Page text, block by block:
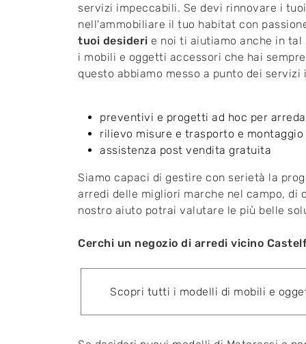
servizi impeccabili. Se devi rinnovare i
nell'ammobiliare il tuo habitat con
tuoi desideri e noi ti aiutiamo anche in
i mobili e oggetti accessori che hai
questo abbiamo messo a punto dei servizi
preventivi e progetti ad hoc per
rilievo misure e trasporto e montaggio
assistenza post vendita gratuita
Siamo capaci di gestire con serietà la
arredi delle migliori marche nel campo,
nostro aiuto potrai valutare le più belle
Cerchi un negozio di arredi vicino
Scopri tutti i modelli di mobili e